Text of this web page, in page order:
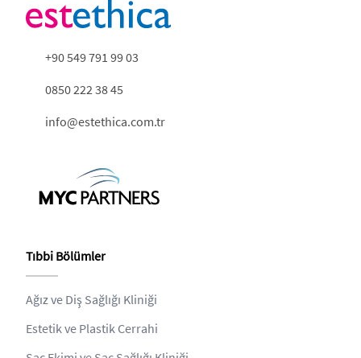
+90 549 791 99 03
0850 222 38 45
info@estethica.com.tr
Tıbbi Bölümler
Ağız ve Diş Sağlığı Kliniği
Estetik ve Plastik Cerrahi